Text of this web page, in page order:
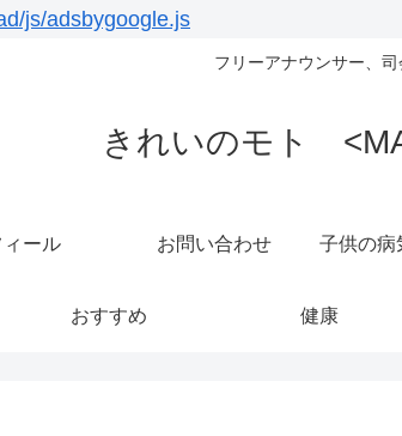
js/adsbygoogle.js
フリーアナウンサー、
きれいのモト
ール お問い合わせ
おすすめ 健康